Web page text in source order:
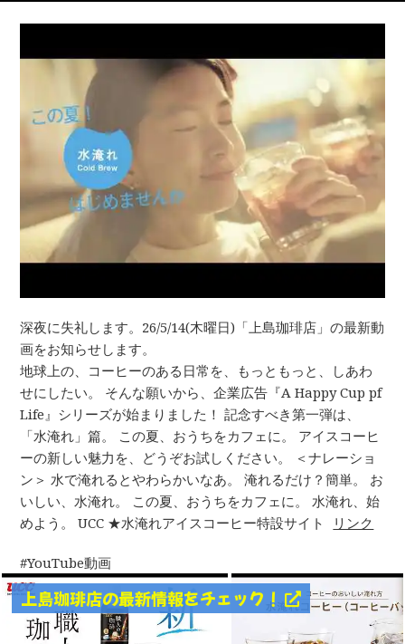
深夜に失礼します。26/5/14(木曜日)「上島珈琲店」の最新動
画をお知らせします。
地球上の、コーヒーのある日常を、もっともっと、しあわ
せにしたい。 そんな願いから、企業広告『A Happy Cup pf
Life』シリーズが始まりました！ 記念すべき第一弾は、
「水淹れ」篇。 この夏、おうちをカフェに。 アイスコーヒ
ーの新しい魅力を、どうぞお試しください。 ＜ナレーショ
ン＞ 水で淹れるとやわらかいなあ。 淹れるだけ？簡単。 お
いしい、水淹れ。 この夏、おうちをカフェに。 水淹れ、始
めよう。 UCC ★水淹れアイスコーヒー特設サイト
リンク
YouTube動画
上島珈琲店の最新情報をチェック！